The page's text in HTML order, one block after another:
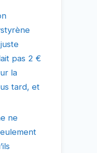
pas 2 €
la
tard, et
ne